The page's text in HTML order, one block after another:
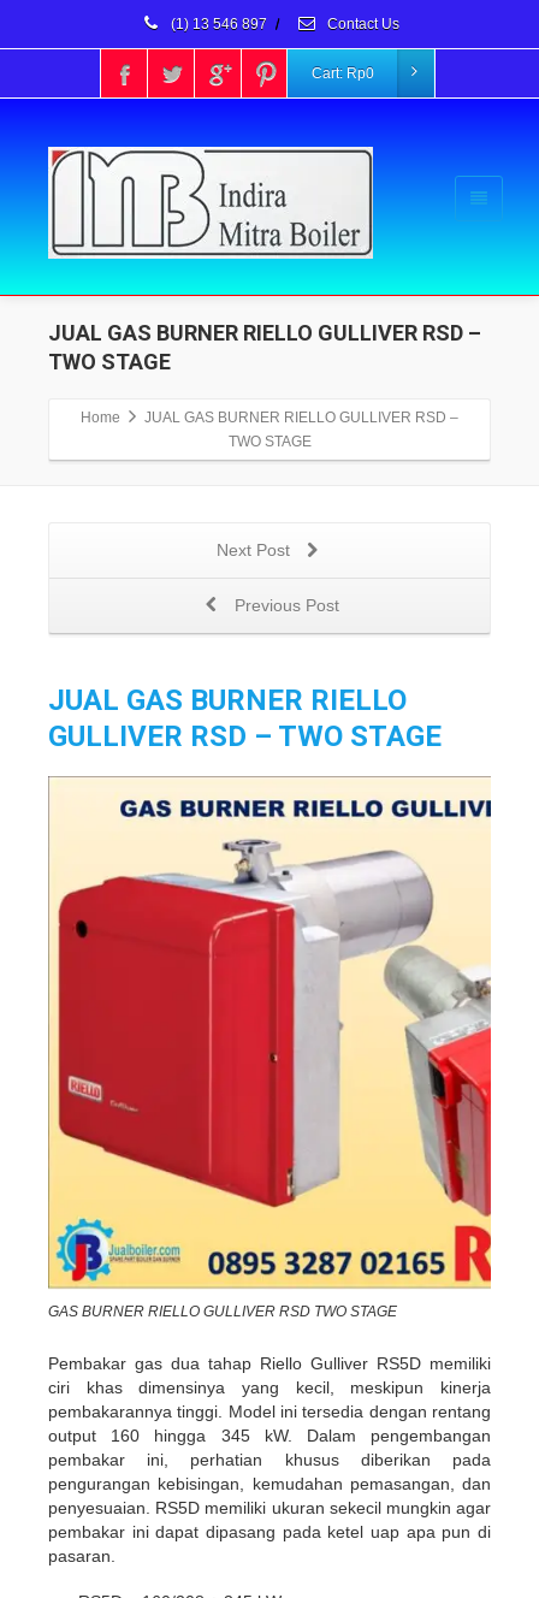
(1) 13 546 897 / Contact Us
Cart: Rp0
JUAL GAS BURNER RIELLO GULLIVER RSD –
TWO STAGE
Home
JUAL GAS BURNER RIELLO GULLIVER RSD –
TWO STAGE
Next Post
Previous Post
JUAL GAS BURNER RIELLO
GULLIVER RSD – TWO STAGE
GAS BURNER RIELLO GULLIVER RSD TWO STAGE
Pembakar gas dua tahap Riello Gulliver RS5D memiliki
ciri khas dimensinya yang kecil, meskipun kinerja
pembakarannya tinggi. Model ini tersedia dengan rentang
output 160 hingga 345 kW. Dalam pengembangan
pembakar ini, perhatian khusus diberikan pada
pengurangan kebisingan, kemudahan pemasangan, dan
penyesuaian. RS5D memiliki ukuran sekecil mungkin agar
pembakar ini dapat dipasang pada ketel uap apa pun di
pasaran.